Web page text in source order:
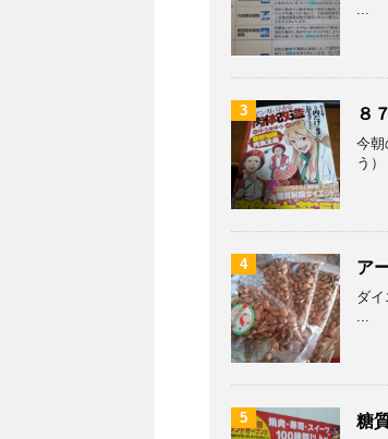
...
3 ８
今朝
う
4 ア
ダ
...
5 糖